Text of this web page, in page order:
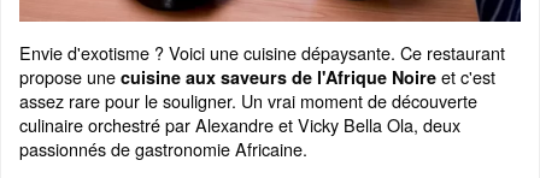
Envie d'exotisme ? Voici une cuisine dépaysante. Ce restaurant
propose une cuisine aux saveurs de l'Afrique Noire et c'est
assez rare pour le souligner. Un vrai moment de découverte
culinaire orchestré par Alexandre et Vicky Bella Ola, deux
passionnés de gastronomie Africaine.